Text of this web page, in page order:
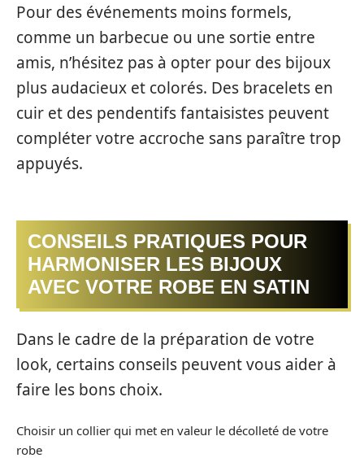
Pour des événements moins formels,
comme un barbecue ou une sortie entre
amis, n’hésitez pas à opter pour des bijoux
plus audacieux et colorés. Des bracelets en
cuir et des pendentifs fantaisistes peuvent
compléter votre accroche sans paraître trop
appuyés.
CONSEILS PRATIQUES POUR
HARMONISER LES BIJOUX
AVEC VOTRE ROBE EN SATIN
Dans le cadre de la préparation de votre
look, certains conseils peuvent vous aider à
faire les bons choix.
Choisir un collier qui met en valeur le décolleté de votre
robe